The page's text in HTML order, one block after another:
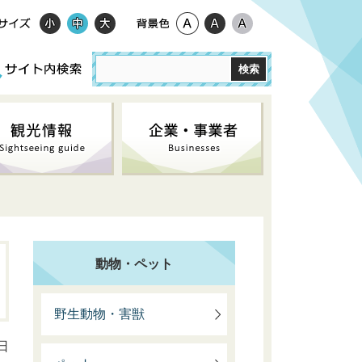
動物・ペット
野生動物・害獣